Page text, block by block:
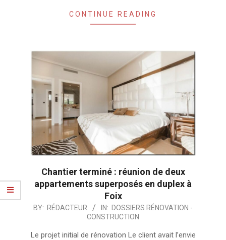
CONTINUE READING
Chantier terminé : réunion de deux
appartements superposés en duplex à
Foix
2024-
15
BY: RÉDACTEUR IN: DOSSIERS RÉNOVATION -
CONSTRUCTION
Le projet initial de rénovation Le client avait l’envie